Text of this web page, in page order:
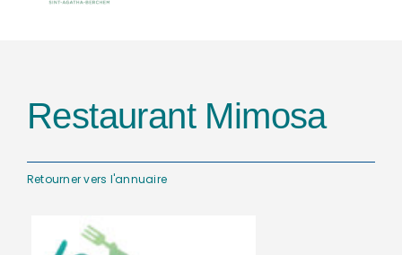
Actualités
Ressources
Restaurant Mimosa
Retourner vers l'annuaire